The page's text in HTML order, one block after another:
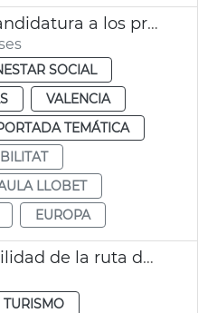
València presenta candidatura a los premios europeos de accesibilidad
SOCIAL
VALENCIA
TEMÁTICA
LLOBET
EUROPA
Mejora de la accesibilidad de la ruta del Río Verde y la guía digital
TURISMO